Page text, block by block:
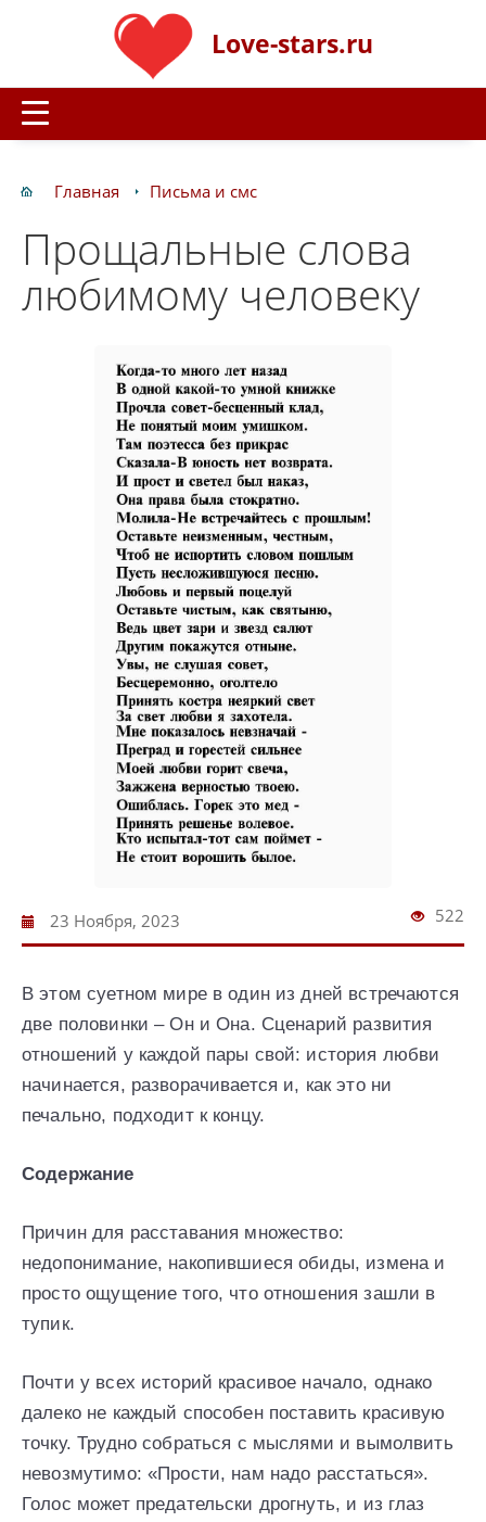
Love-stars.ru
Главная Письма и смс
Прощальные слова
любимому человеку
23 Ноября, 2023 522
В этом суетном мире в один из дней встречаются
две половинки – Он и Она. Сценарий развития
отношений у каждой пары свой: история любви
начинается, разворачивается и, как это ни
печально, подходит к концу.
Содержание
Причин для расставания множество:
недопонимание, накопившиеся обиды, измена и
просто ощущение того, что отношения зашли в
тупик.
Почти у всех историй красивое начало, однако
далеко не каждый способен поставить красивую
точку. Трудно собраться с мыслями и вымолвить
невозмутимо: «Прости, нам надо расстаться».
Голос может предательски дрогнуть, и из глаз